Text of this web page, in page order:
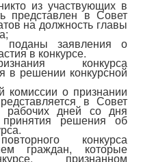
из участвующих в
представлен в Совет
на должность главы
поданы заявления о
в конкурсе.
конкурса
в решении конкурсной
комиссии о признании
в Совет
рабочих дней со дня
решения об
конкурса
граждан, которые
признанном